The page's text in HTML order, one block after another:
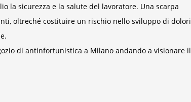
la sicurezza e la salute del lavoratore. Una scarpa
oltreché costituire un rischio nello sviluppo di dolori
di antinfortunistica a Milano andando a visionare il